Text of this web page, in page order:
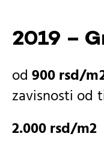
2019 –
900rsd
zavisnosti od
2.000rsd